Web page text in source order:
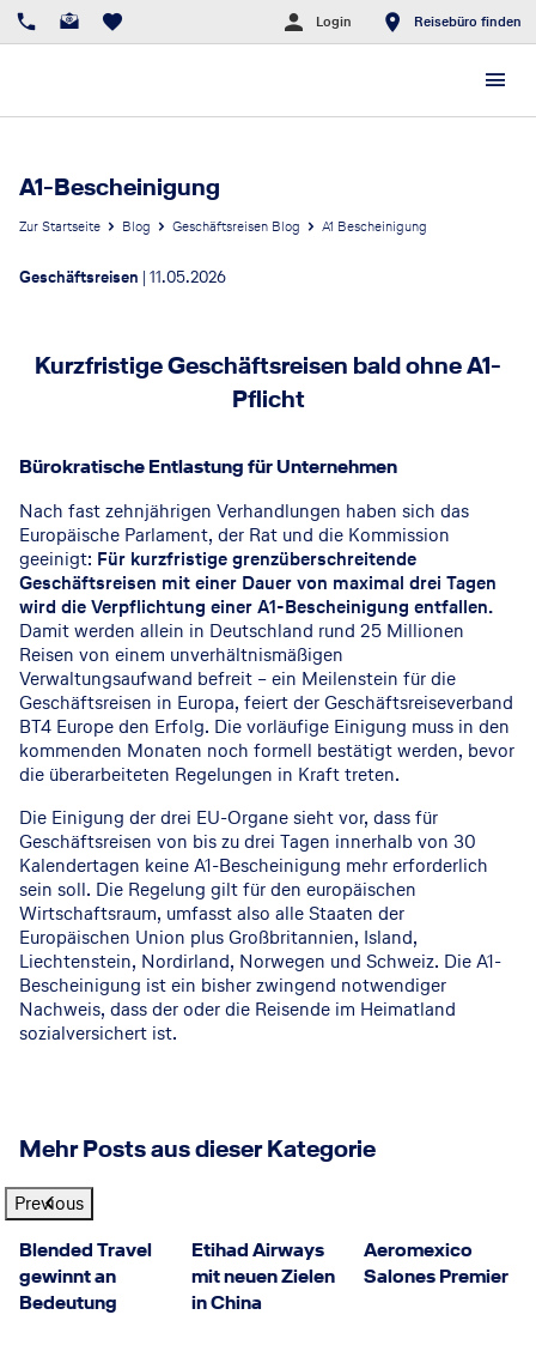
Login Reisebüro finden
A1-Bescheinigung
Zur Startseite Blog Geschäftsreisen Blog A1 Bescheinigung
Geschäftsreisen | 11.05.2026
Kurzfristige Geschäftsreisen bald ohne A1-
Pflicht
Bürokratische Entlastung für Unternehmen
Nach fast zehnjährigen Verhandlungen haben sich das
Europäische Parlament, der Rat und die Kommission
geeinigt: Für kurzfristige grenzüberschreitende
Geschäftsreisen mit einer Dauer von maximal drei Tagen
wird die Verpflichtung einer A1-Bescheinigung entfallen.
Damit werden allein in Deutschland rund 25 Millionen
Reisen von einem unverhältnismäßigen
Verwaltungsaufwand befreit – ein Meilenstein für die
Geschäftsreisen in Europa, feiert der Geschäftsreiseverband
BT4 Europe den Erfolg. Die vorläufige Einigung muss in den
kommenden Monaten noch formell bestätigt werden, bevor
die überarbeiteten Regelungen in Kraft treten.
Die Einigung der drei EU-Organe sieht vor, dass für
Geschäftsreisen von bis zu drei Tagen innerhalb von 30
Kalendertagen keine A1-Bescheinigung mehr erforderlich
sein soll. Die Regelung gilt für den europäischen
Wirtschaftsraum, umfasst also alle Staaten der
Europäischen Union plus Großbritannien, Island,
Liechtenstein, Nordirland, Norwegen und Schweiz. Die A1-
Bescheinigung ist ein bisher zwingend notwendiger
Nachweis, dass der oder die Reisende im Heimatland
sozialversichert ist.
Mehr Posts aus dieser Kategorie
Previous
Blended Travel
gewinnt an
Bedeutung
Etihad Airways
mit neuen Zielen
in China
Aeromexico
Salones Premier